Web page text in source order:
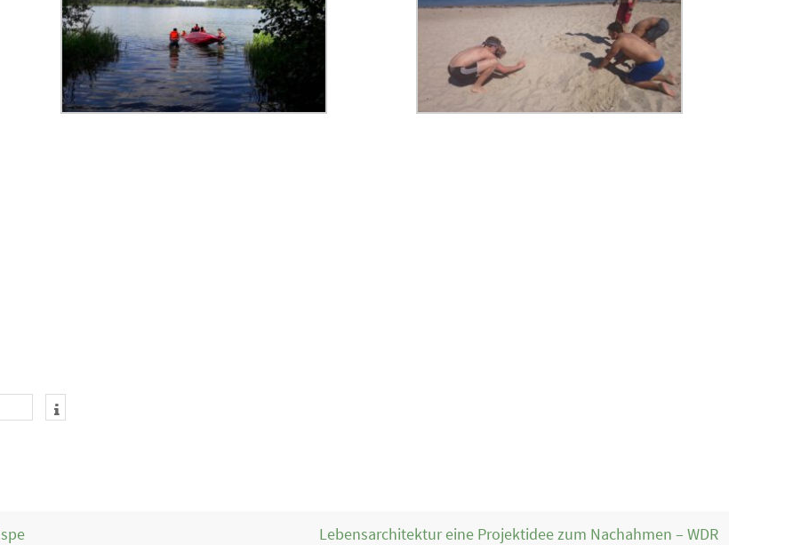
Lebensarchitektur eine Projektidee zum Nachahmen – WDR